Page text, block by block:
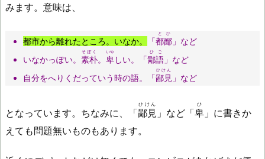
みます。意味は、
都市から離れたところ。いなか。 「都鄙
とひ
」など
いなかっぽい。 素朴
そぼく
。 卑
いや
しい。「鄙語
ひご
」など
自分をへりくだっていう時の語。「鄙見
ひけん
」など
となっています。ちなみに、「鄙見
ひけん
」など「卑
ひ
」に書きか
えても問題無いものもあります。